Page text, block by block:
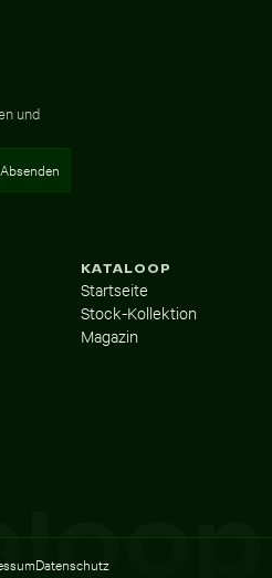
und
KATALOOP
Startseite
Stock-Kollektion
Magazin
Datenschutz